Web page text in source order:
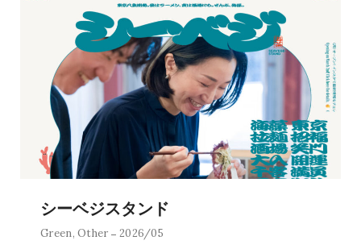
シーベジスタンド
Green,Other 2026/05